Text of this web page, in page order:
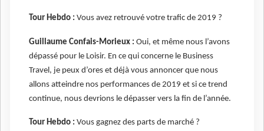
Tour Hebdo : Vous avez retrouvé votre trafic de 2019 ?
Guillaume Confais-Morieux : Oui, et même nous l’avons
dépassé pour le Loisir. En ce qui concerne le Business
Travel, je peux d’ores et déjà vous annoncer que nous
allons atteindre nos performances de 2019 et si ce trend
continue, nous devrions le dépasser vers la fin de l’année.
Tour Hebdo : Vous gagnez des parts de marché ?